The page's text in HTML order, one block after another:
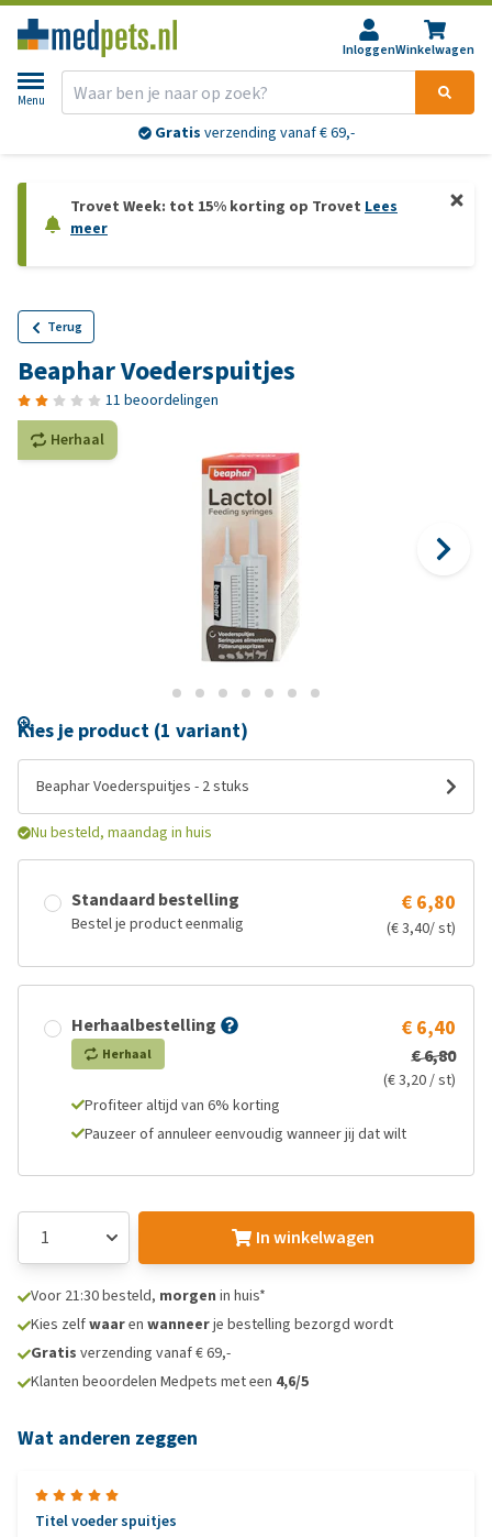
InloggenWinkelwagen
Menu
Gratis verzending vanaf € 69,-
Trovet Week: tot 15% korting op Trovet Lees
meer
Terug
Beaphar Voederspuitjes
11 beoordelingen
Herhaal
Kies je product (1 variant)
Beaphar Voederspuitjes - 2 stuks
Nu besteld, maandag in huis
Standaard bestelling
Bestel je product eenmalig
€ 6,80
(€ 3,40/ st)
Herhaalbestelling
Herhaal
€ 6,40
€ 6,80
(€ 3,20 / st)
Profiteer altijd van 6% korting
Pauzeer of annuleer eenvoudig wanneer jij dat wilt
In winkelwagen
Voor 21:30 besteld, morgen in huis*
Kies zelfwaaren wanneerje bestelling bezorgd wordt
Gratis verzending vanaf € 69,-
Klanten beoordelen Medpets met een 4,6/5
Wat anderen zeggen
Titel voeder spuitjes